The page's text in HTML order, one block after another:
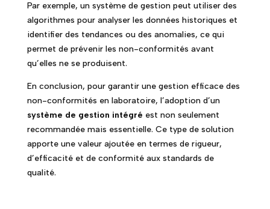
Par exemple, un système de gestion peut utiliser des
algorithmes pour analyser les données historiques et
identifier des tendances ou des anomalies, ce qui
permet de prévenir les non-conformités avant
qu’elles ne se produisent.
En conclusion, pour garantir une gestion efficace des
non-conformités en laboratoire, l’adoption d’un
système de gestion intégré est non seulement
recommandée mais essentielle. Ce type de solution
apporte une valeur ajoutée en termes de rigueur,
d’efficacité et de conformité aux standards de
qualité.